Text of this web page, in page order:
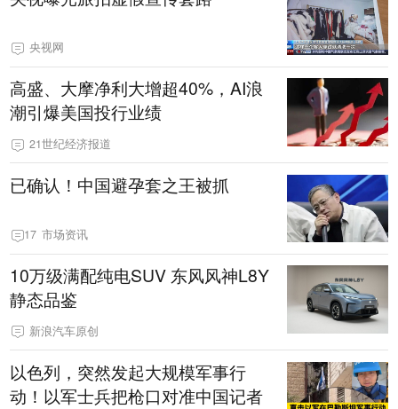
央视网
高盛、大摩净利大增超40%，AI浪
潮引爆美国投行业绩
21世纪经济报道
已确认！中国避孕套之王被抓
17 市场资讯
10万级满配纯电SUV 东风风神L8Y
静态品鉴
新浪汽车原创
以色列，突然发起大规模军事行
动！以军士兵把枪口对准中国记者